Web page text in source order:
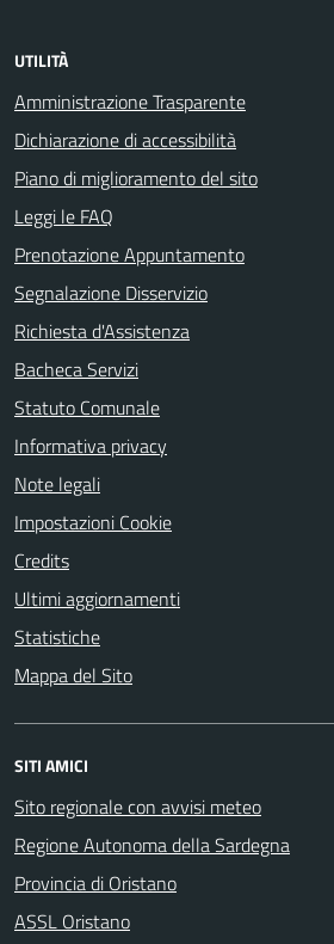
UTILITÀ
Amministrazione Trasparente
Dichiarazione di accessibilità
Piano di miglioramento del sito
Leggi le FAQ
Prenotazione Appuntamento
Segnalazione Disservizio
Richiesta d'Assistenza
Bacheca Servizi
Statuto Comunale
Informativa privacy
Note legali
Impostazioni Cookie
Credits
Ultimi aggiornamenti
Statistiche
Mappa del Sito
SITI AMICI
Sito regionale con avvisi meteo
Regione Autonoma della Sardegna
Provincia di Oristano
ASSL Oristano